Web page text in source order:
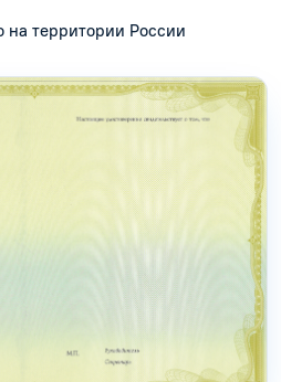
на территории России